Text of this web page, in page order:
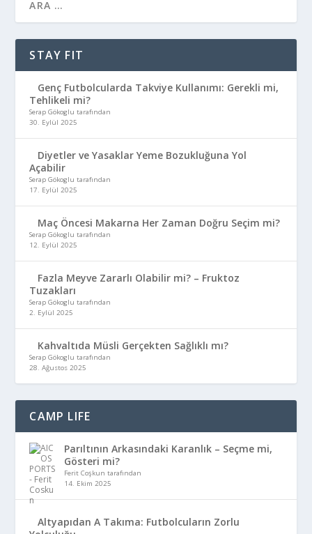
STAY FIT
Genç Futbolcularda Takviye Kullanımı: Gerekli mi,
Tehlikeli mi?
Serap Gökoglu tarafından
30. Eylül 2025
Diyetler ve Yasaklar Yeme Bozukluğuna Yol
Açabilir
Serap Gökoglu tarafından
17. Eylül 2025
Maç Öncesi Makarna Her Zaman Doğru Seçim mi?
Serap Gökoglu tarafından
12. Eylül 2025
Fazla Meyve Zararlı Olabilir mi? – Fruktoz
Tuzakları
Serap Gökoglu tarafından
2. Eylül 2025
Kahvaltıda Müsli Gerçekten Sağlıklı mı?
Serap Gökoglu tarafından
28. Ağustos 2025
CAMP LIFE
Parıltının Arkasındaki Karanlık – Seçme mi,
Gösteri mi?
Ferit Coşkun tarafından
14. Ekim 2025
Altyapıdan A Takıma: Futbolcuların Zorlu